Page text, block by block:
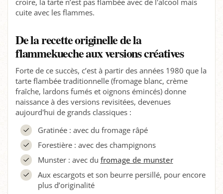
cuite avec les flammes.
De la recette originelle de la
flammekueche aux versions créatives
Forte de ce succès, c’est à partir des années 1980 que la
tarte flambée traditionnelle (fromage blanc, crème
fraîche, lardons fumés et oignons émincés) donne
naissance à des versions revisitées, devenues
aujourd'hui de grands classiques :
Gratinée : avec du fromage râpé
Forestière : avec des champignons
Munster : avec du fromage de munster
Aux escargots et son beurre persillé, pour encore
plus d’originalité